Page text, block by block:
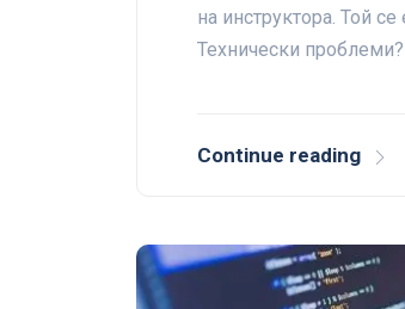
на инструктора. Той
Технически
Continue reading